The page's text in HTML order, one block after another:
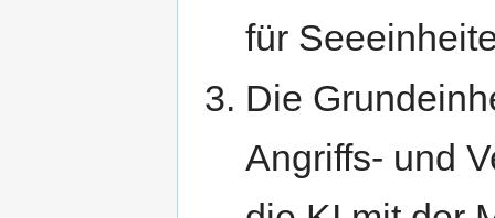
für
Die
Angriffs- und